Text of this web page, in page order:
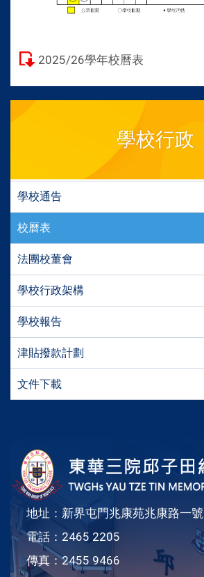
2025/26學年校曆表
學校行政
學校通告
校曆表
法團校董會
學校行政架構
學校報告
津貼撥款計劃
文件下載
地址：新界屯門兆康苑兆康路一號
電話：2465 2205
傳真：2455 9466